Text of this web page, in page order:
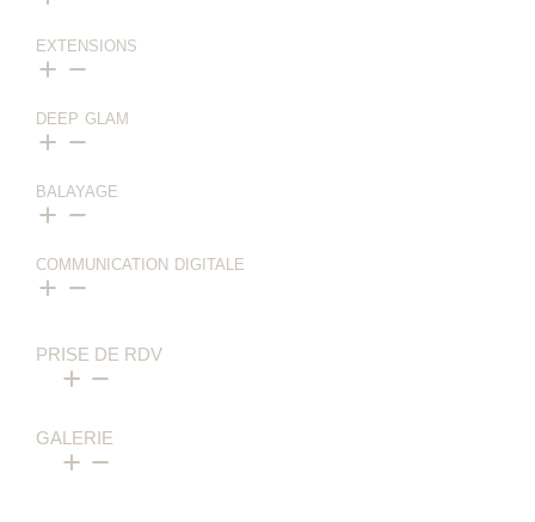
EXTENSIONS
DEEP GLAM
BALAYAGE
COMMUNICATION DIGITALE
PRISE DE RDV
GALERIE